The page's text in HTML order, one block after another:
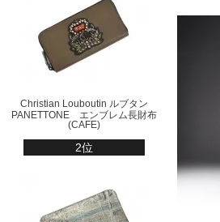
Christian Louboutin ルブタン
PANETTONE エンブレム長財布
(CAFE)
2位